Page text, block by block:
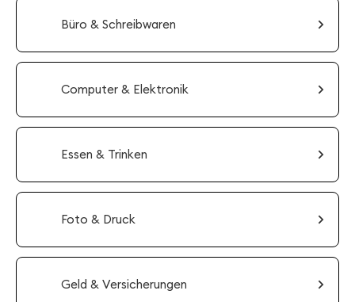
Büro & Schreibwaren
Computer & Elektronik
Essen & Trinken
Foto & Druck
Geld & Versicherungen